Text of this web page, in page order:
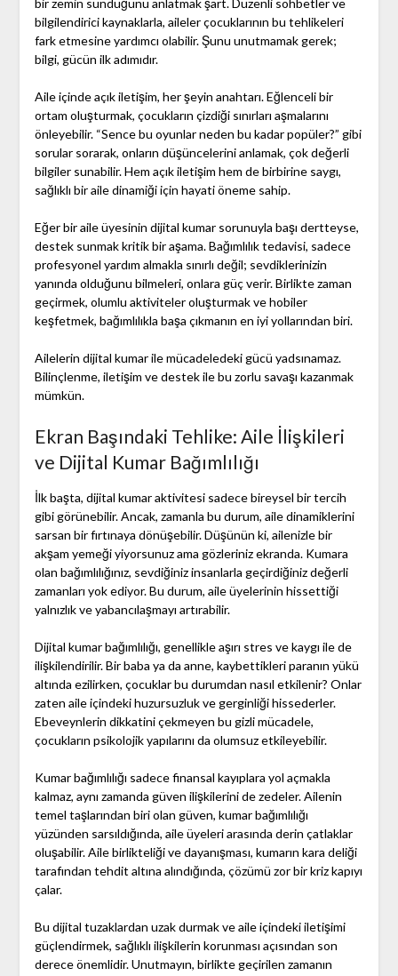
bir zemin sunduğunu anlatmak şart. Düzenli sohbetler ve
bilgilendirici kaynaklarla, aileler çocuklarının bu tehlikeleri
fark etmesine yardımcı olabilir. Şunu unutmamak gerek;
bilgi, gücün ilk adımıdır.
Aile içinde açık iletişim, her şeyin anahtarı. Eğlenceli bir
ortam oluşturmak, çocukların çizdiği sınırları aşmalarını
önleyebilir. “Sence bu oyunlar neden bu kadar popüler?” gibi
sorular sorarak, onların düşüncelerini anlamak, çok değerli
bilgiler sunabilir. Hem açık iletişim hem de birbirine saygı,
sağlıklı bir aile dinamiği için hayati öneme sahip.
Eğer bir aile üyesinin dijital kumar sorunuyla başı dertteyse,
destek sunmak kritik bir aşama. Bağımlılık tedavisi, sadece
profesyonel yardım almakla sınırlı değil; sevdiklerinizin
yanında olduğunu bilmeleri, onlara güç verir. Birlikte zaman
geçirmek, olumlu aktiviteler oluşturmak ve hobiler
keşfetmek, bağımlılıkla başa çıkmanın en iyi yollarından biri.
Ailelerin dijital kumar ile mücadeledeki gücü yadsınamaz.
Bilinçlenme, iletişim ve destek ile bu zorlu savaşı kazanmak
mümkün.
Ekran Başındaki Tehlike: Aile İlişkileri
ve Dijital Kumar Bağımlılığı
İlk başta, dijital kumar aktivitesi sadece bireysel bir tercih
gibi görünebilir. Ancak, zamanla bu durum, aile dinamiklerini
sarsan bir fırtınaya dönüşebilir. Düşünün ki, ailenizle bir
akşam yemeği yiyorsunuz ama gözleriniz ekranda. Kumara
olan bağımlılığınız, sevdiğiniz insanlarla geçirdiğiniz değerli
zamanları yok ediyor. Bu durum, aile üyelerinin hissettiği
yalnızlık ve yabancılaşmayı artırabilir.
Dijital kumar bağımlılığı, genellikle aşırı stres ve kaygı ile de
ilişkilendirilir. Bir baba ya da anne, kaybettikleri paranın yükü
altında ezilirken, çocuklar bu durumdan nasıl etkilenir? Onlar
zaten aile içindeki huzursuzluk ve gerginliği hissederler.
Ebeveynlerin dikkatini çekmeyen bu gizli mücadele,
çocukların psikolojik yapılarını da olumsuz etkileyebilir.
Kumar bağımlılığı sadece finansal kayıplara yol açmakla
kalmaz, aynı zamanda güven ilişkilerini de zedeler. Ailenin
temel taşlarından biri olan güven, kumar bağımlılığı
yüzünden sarsıldığında, aile üyeleri arasında derin çatlaklar
oluşabilir. Aile birlikteliği ve dayanışması, kumarın kara deliği
tarafından tehdit altına alındığında, çözümü zor bir kriz kapıyı
çalar.
Bu dijital tuzaklardan uzak durmak ve aile içindeki iletişimi
güçlendirmek, sağlıklı ilişkilerin korunması açısından son
derece önemlidir. Unutmayın, birlikte geçirilen zamanın